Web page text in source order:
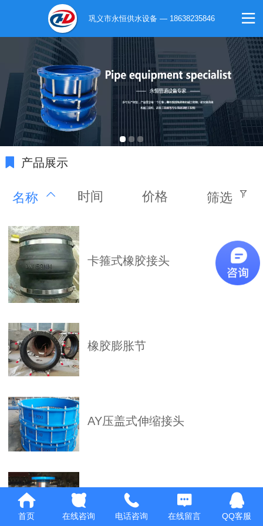
巩义市永恒供水设备 — 18638235846
产品展示
名称 时间 价格 筛选
卡箍式橡胶接头
橡胶膨胀节
AY压盖式伸缩接头
CS型热力管道伸缩器
首页 在线咨询 电话咨询 在线留言 QQ客服